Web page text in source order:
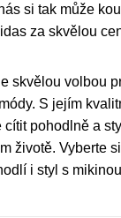
si tak může
za skvělou
skvělou volbou
S jejím
pohodlně a
životě. Vyberte
i styl s